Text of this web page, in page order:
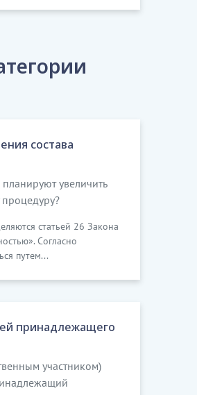
состава
увеличить
статьей 26 Закона
Согласно
путем...
принадлежащего
участником)